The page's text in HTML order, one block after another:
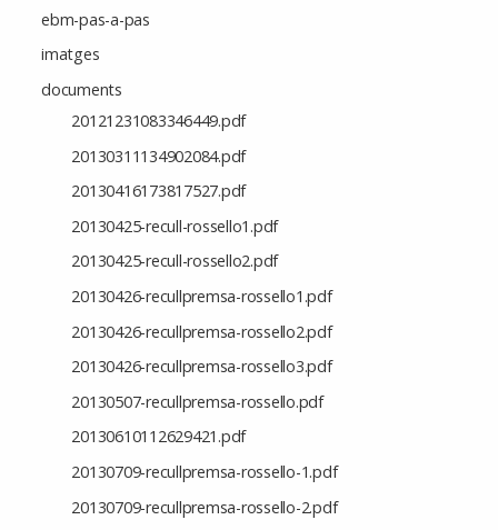
ebm-pas-a-pas
imatges
documents
20121231083346449.pdf
20130311134902084.pdf
20130416173817527.pdf
20130425-recull-rossello1.pdf
20130425-recull-rossello2.pdf
20130426-recullpremsa-rossello1.pdf
20130426-recullpremsa-rossello2.pdf
20130426-recullpremsa-rossello3.pdf
20130507-recullpremsa-rossello.pdf
20130610112629421.pdf
20130709-recullpremsa-rossello-1.pdf
20130709-recullpremsa-rossello-2.pdf